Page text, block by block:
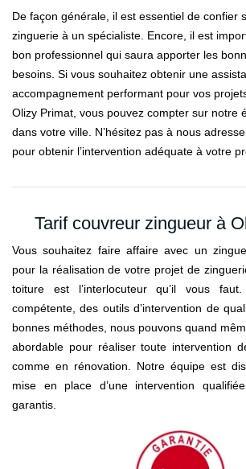
De façon générale, il est essentiel de confier
zinguerie à un spécialiste. Encore, il est
bon professionnel qui saura apporter les
besoins. Si vous souhaitez obtenir une
accompagnement performant pour vos
Olizy Primat, vous pouvez compter sur notre
dans votre ville. N’hésitez pas à nous
pour obtenir l’intervention adéquate à votre
Tarif couvreur zingueur à
Vous souhaitez faire affaire avec un
pour la réalisation de votre projet de
toiture est l’interlocuteur qu’il vous
compétente, des outils d’intervention de
bonnes méthodes, nous pouvons quand
abordable pour réaliser toute intervention
comme en rénovation. Notre équipe est
mise en place d’une intervention
garantis.